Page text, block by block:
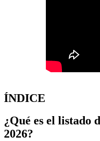
ÍNDICE
¿Qué es el
2026?